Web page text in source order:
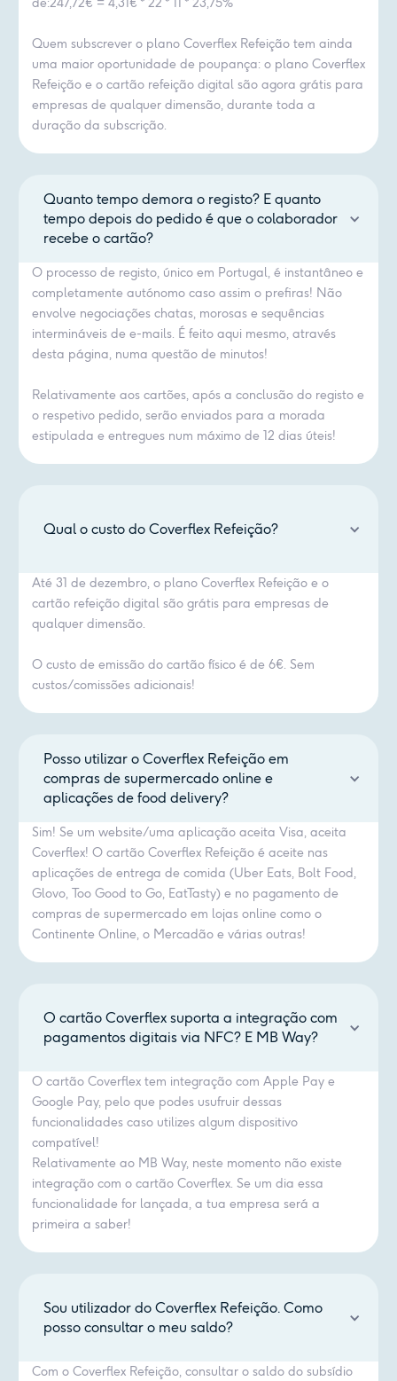
de:247,72€ = 4,31€ * 22 * 11 * 23,75%
Quem subscrever o plano Coverflex Refeição tem ainda
uma maior oportunidade de poupança: o plano Coverflex
Refeição e o cartão refeição digital são agora grátis para
empresas de qualquer dimensão, durante toda a
duração da subscrição.
Quanto tempo demora o registo? E quanto
tempo depois do pedido é que o colaborador
recebe o cartão?
O processo de registo, único em Portugal, é instantâneo e
completamente autónomo caso assim o prefiras! Não
envolve negociações chatas, morosas e sequências
intermináveis de e-mails. É feito aqui mesmo, através
desta página, numa questão de minutos!
Relativamente aos cartões, após a conclusão do registo e
o respetivo pedido, serão enviados para a morada
estipulada e entregues num máximo de 12 dias úteis!
Qual o custo do Coverflex Refeição?
Até 31 de dezembro, o plano Coverflex Refeição e o
cartão refeição digital são grátis para empresas de
qualquer dimensão.
O custo de emissão do cartão físico é de 6€. Sem
custos/comissões adicionais!
Posso utilizar o Coverflex Refeição em
compras de supermercado online e
aplicações de food delivery?
Sim! Se um website/uma aplicação aceita Visa, aceita
Coverflex! O cartão Coverflex Refeição é aceite nas
aplicações de entrega de comida (Uber Eats, Bolt Food,
Glovo, Too Good to Go, EatTasty) e no pagamento de
compras de supermercado em lojas online como o
Continente Online, o Mercadão e várias outras!
O cartão Coverflex suporta a integração com
pagamentos digitais via NFC? E MB Way?
O cartão Coverflex tem integração com Apple Pay e
Google Pay, pelo que podes usufruir dessas
funcionalidades caso utilizes algum dispositivo
compatível!
Relativamente ao MB Way, neste momento não existe
integração com o cartão Coverflex. Se um dia essa
funcionalidade for lançada, a tua empresa será a
primeira a saber!
Sou utilizador do Coverflex Refeição. Como
posso consultar o meu saldo?
Com o Coverflex Refeição, consultar o saldo do subsídio